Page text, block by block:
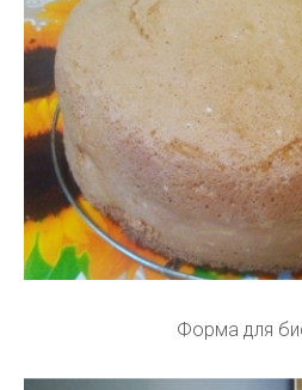
Форма для